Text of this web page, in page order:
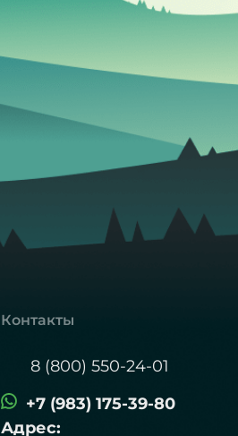
Контакты
8 (800) 550-24-01
+7 (983) 175-39-80
Адрес: